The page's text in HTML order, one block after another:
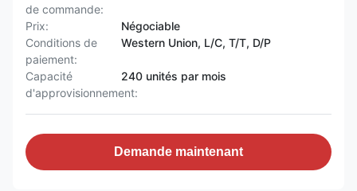
de commande:
Prix:
Négociable
Conditions de
paiement:
Western Union, L/C, T/T, D/P
Capacité
d'approvisionnement:
240 unités par mois
Demande maintenant